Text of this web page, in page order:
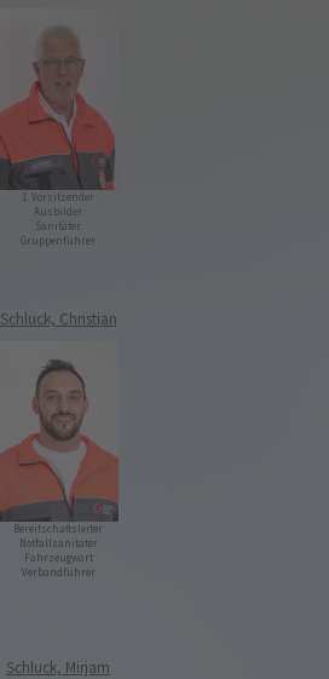
1. Vorsitzender
Ausbilder
Sanitäter
Gruppenführer
Schluck, Christian
Bereitschaftsleiter
Notfallsanitäter
Fahrzeugwart
Verbandführer
Schluck, Mirjam